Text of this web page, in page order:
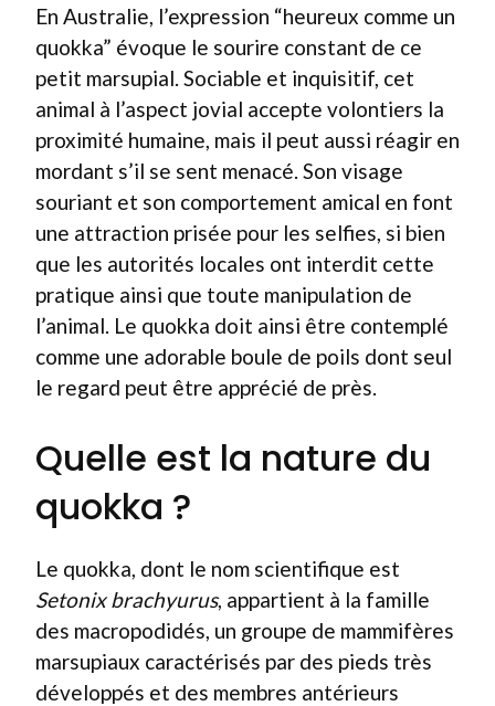
En Australie, l’expression “heureux comme un
quokka” évoque le sourire constant de ce
petit marsupial. Sociable et inquisitif, cet
animal à l’aspect jovial accepte volontiers la
proximité humaine, mais il peut aussi réagir en
mordant s’il se sent menacé. Son visage
souriant et son comportement amical en font
une attraction prisée pour les selfies, si bien
que les autorités locales ont interdit cette
pratique ainsi que toute manipulation de
l’animal. Le quokka doit ainsi être contemplé
comme une adorable boule de poils dont seul
le regard peut être apprécié de près.
Quelle est la nature du
quokka ?
Le quokka, dont le nom scientifique est
Setonix brachyurus, appartient à la famille
des macropodidés, un groupe de mammifères
marsupiaux caractérisés par des pieds très
développés et des membres antérieurs